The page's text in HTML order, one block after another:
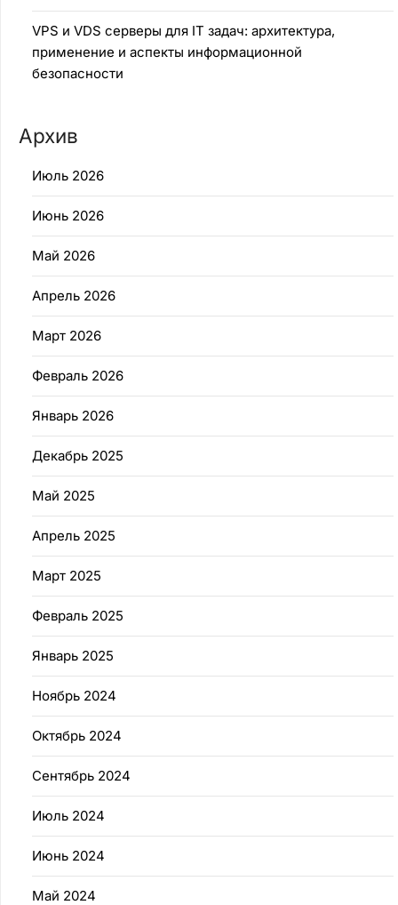
VPS и VDS серверы для IT задач: архитектура,
применение и аспекты информационной
безопасности
Архив
Июль 2026
Июнь 2026
Май 2026
Апрель 2026
Март 2026
Февраль 2026
Январь 2026
Декабрь 2025
Май 2025
Апрель 2025
Март 2025
Февраль 2025
Январь 2025
Ноябрь 2024
Октябрь 2024
Сентябрь 2024
Июль 2024
Июнь 2024
Май 2024